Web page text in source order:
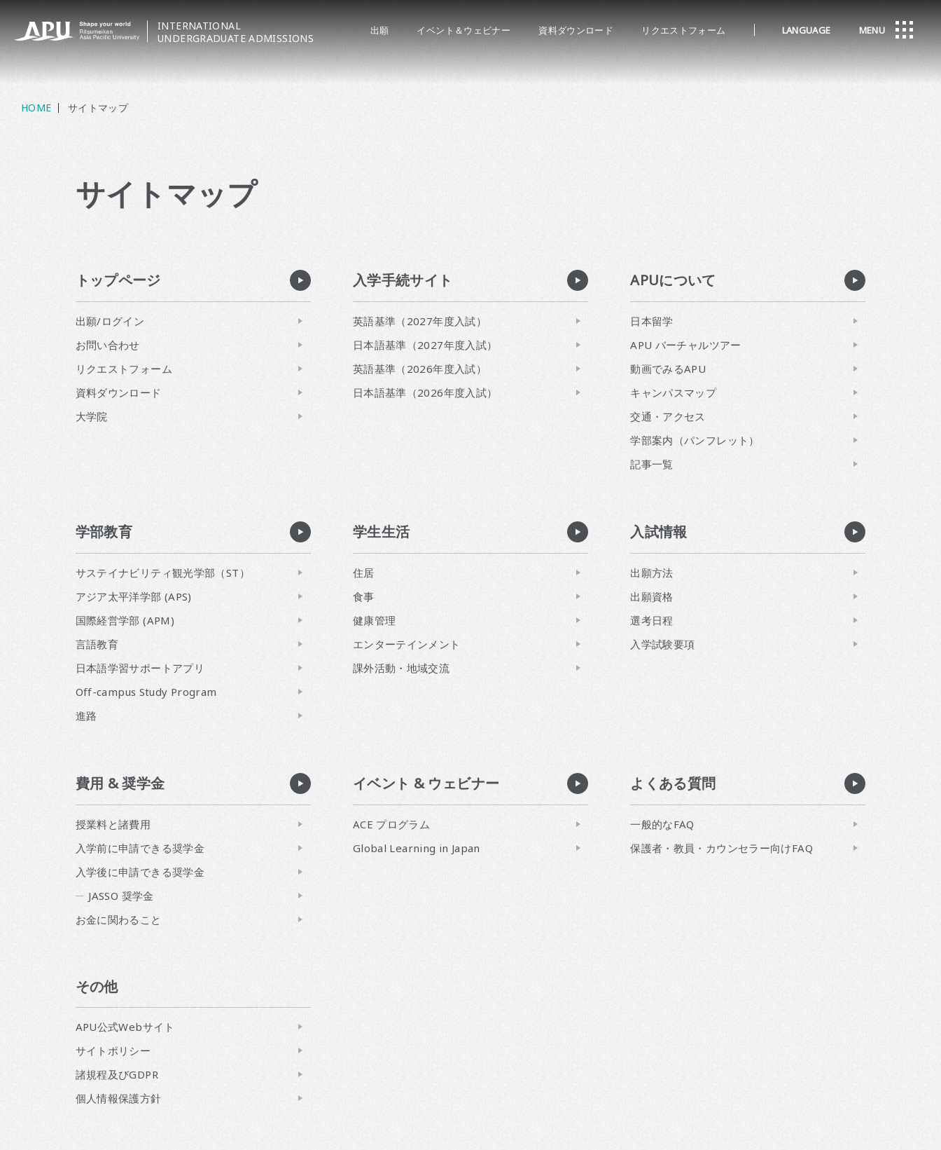
INTERNATIONAL
UNDERGRADUATE ADMISSIONS
出願 イベント＆ウェビナー 資料ダウンロード リクエストフォーム LANGUAGE MENU
HOME サイトマップ
サイトマップ
トップページ
出願/ログイン
お問い合わせ
リクエストフォーム
資料ダウンロード
大学院
入学手続サイト
英語基準（2027年度入試）
日本語基準（2027年度入試）
英語基準（2026年度入試）
日本語基準（2026年度入試）
APUについて
日本留学
APU バーチャルツアー
動画でみるAPU
キャンパスマップ
交通・アクセス
学部案内（パンフレット）
記事一覧
学部教育
サステイナビリティ観光学部（ST）
アジア太平洋学部 (APS)
国際経営学部 (APM)
言語教育
日本語学習サポートアプリ
Off-campus Study Program
進路
学生生活
住居
食事
健康管理
エンターテインメント
課外活動・地域交流
入試情報
出願方法
出願資格
選考日程
入学試験要項
費用 & 奨学金
授業料と諸費用
入学前に申請できる奨学金
入学後に申請できる奨学金
JASSO 奨学金
お金に関わること
イベント & ウェビナー
ACE プログラム
Global Learning in Japan
よくある質問
一般的なFAQ
保護者・教員・カウンセラー向けFAQ
その他
APU公式Webサイト
サイトポリシー
諸規程及びGDPR
個人情報保護方針